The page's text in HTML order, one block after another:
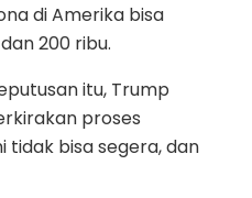
di Amerika bisa
200 ribu.
itu, Trump
proses
tidak bisa segera, dan